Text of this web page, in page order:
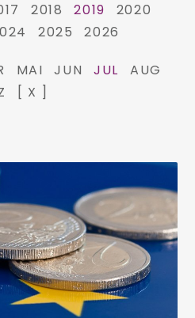
2018 2019
2020
2025 2026
MAI JUN JUL
AUG
[ X ]